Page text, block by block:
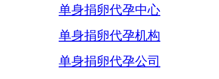
单身捐卵代孕中心
单身捐卵代孕机构
单身捐卵代孕公司